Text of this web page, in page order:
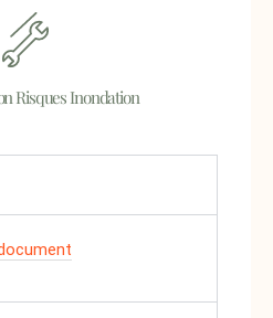
Risques Inondation